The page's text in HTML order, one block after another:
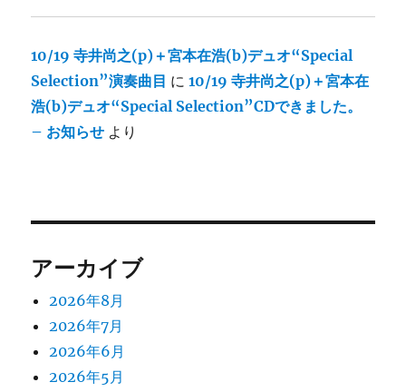
10/19 寺井尚之(p)＋宮本在浩(b)デュオ“Special
Selection”演奏曲目 に10/19 寺井尚之(p)＋宮本在
浩(b)デュオ“Special Selection”CDできました。
– お知らせ より
アーカイブ
2026年8月
2026年7月
2026年6月
2026年5月